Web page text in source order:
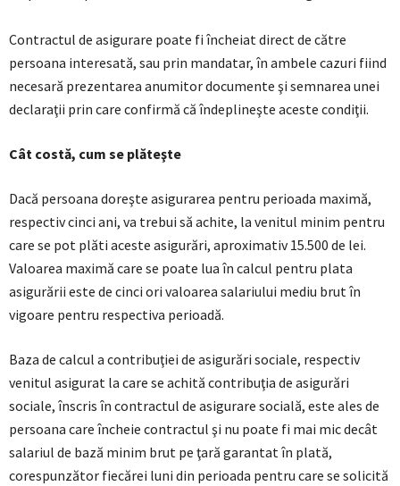
Contractul de asigurare poate fi încheiat direct de către
persoana interesată, sau prin mandatar, în ambele cazuri fiind
necesară prezentarea anumitor documente şi semnarea unei
declaraţii prin care confirmă că îndeplineşte aceste condiţii.
Cât costă, cum se plăteşte
Dacă persoana doreşte asigurarea pentru perioada maximă,
respectiv cinci ani, va trebui să achite, la venitul minim pentru
care se pot plăti aceste asigurări, aproximativ 15.500 de lei.
Valoarea maximă care se poate lua în calcul pentru plata
asigurării este de cinci ori valoarea salariului mediu brut în
vigoare pentru respectiva perioadă.
Baza de calcul a contribuţiei de asigurări sociale, respectiv
venitul asigurat la care se achită contribuţia de asigurări
sociale, înscris în contractul de asigurare socială, este ales de
persoana care încheie contractul şi nu poate fi mai mic decât
salariul de bază minim brut pe ţară garantat în plată,
corespunzător fiecărei luni din perioada pentru care se solicită